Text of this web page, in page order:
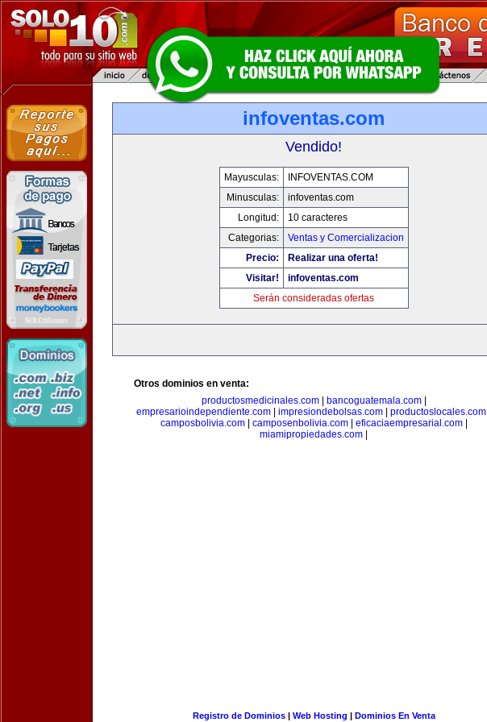
infoventas.com
Vendido!
Mayusculas:
INFOVENTAS.COM
Minusculas:
infoventas.com
Longitud:
10 caracteres
Categorias:
Ventas y Comercializacion
Precio:
Realizar una oferta!
Visitar!
infoventas.com
Serán consideradas ofertas
Otros dominios en venta:
productosmedicinales.com| bancoguatemala.com|
empresarioindependiente.com
impresiondebolsas.com productoslocales.com
camposbolivia.com| camposenbolivia.com| eficaciaempresarial.com|
miamipropiedades.com
Registro de Dominios| Web Hosting | Dominios En Venta